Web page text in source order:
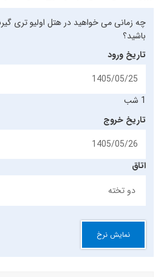
چه زمانی می خواهید در هتل اولیو تری
باشید؟
تاریخ ورود
1 شب
تاریخ خروج
اتاق
نمایش نرخ